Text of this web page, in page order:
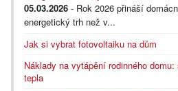
05.03.2026 - Rok 2026 přináší
energetický trh než v...
Jak si vybrat fotovoltaiku na dům
Náklady na vytápění rodinného
tepla